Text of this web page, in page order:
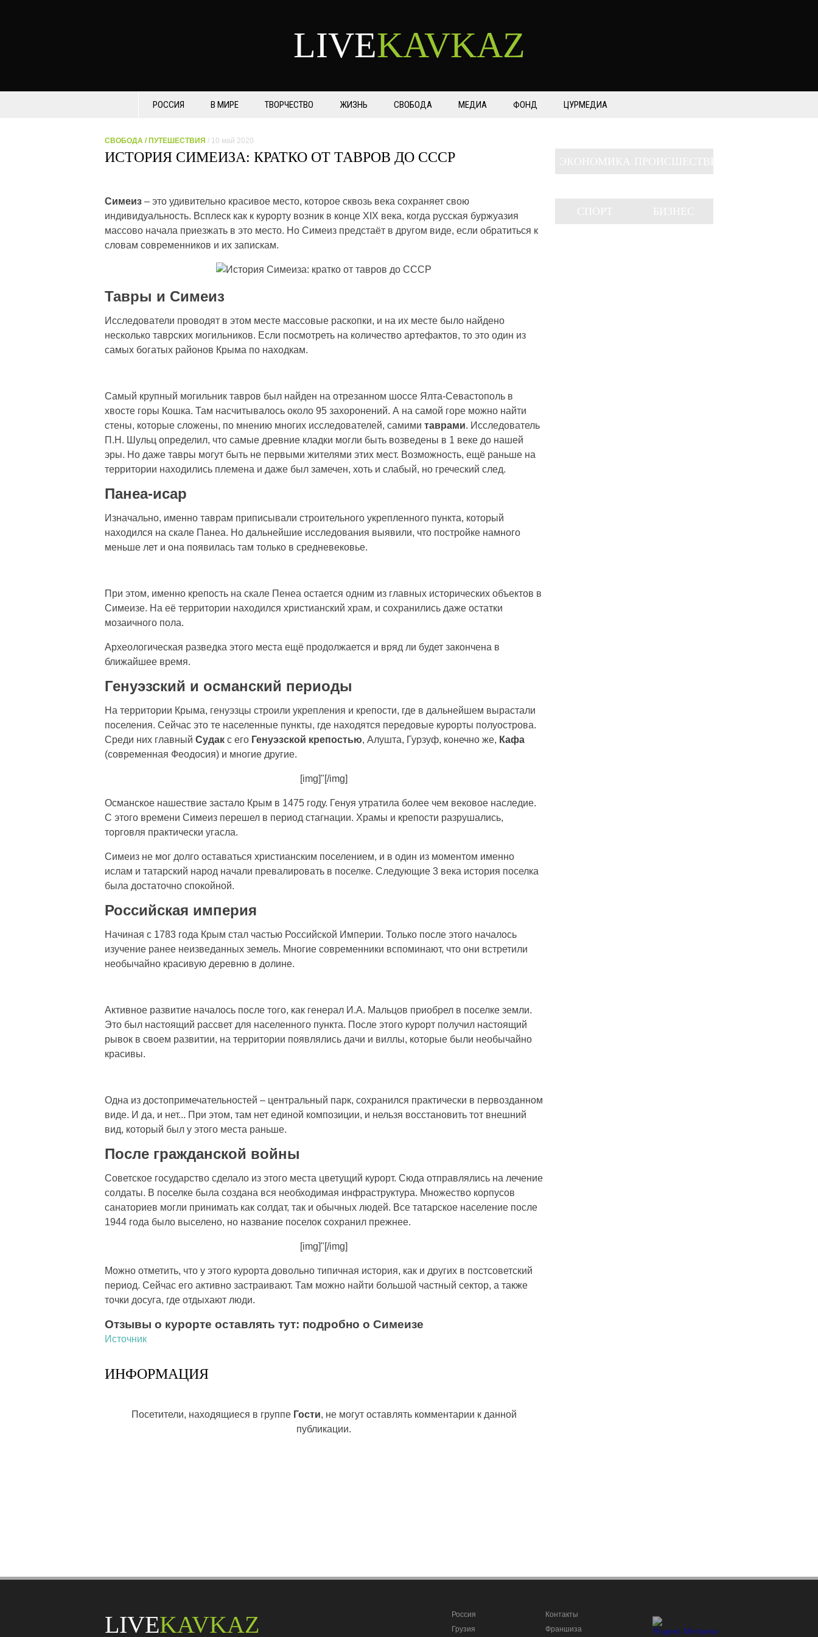
LIVEKAVKAZ
РОССИЯ В МИРЕ ТВОРЧЕСТВО ЖИЗНЬ СВОБОДА МЕДИА ФОНД ЦУРМЕДИА
СВОБОДА / ПУТЕШЕСТВИЯ / 10 май 2020
ИСТОРИЯ СИМЕИЗА: КРАТКО ОТ ТАВРОВ ДО СССР
Симеиз – это удивительно красивое место, которое сквозь века сохраняет свою
индивидуальность. Всплеск как к курорту возник в конце XIX века, когда русская буржуазия
массово начала приезжать в это место. Но Симеиз предстаёт в другом виде, если обратиться к
словам современников и их запискам.
Тавры и Симеиз
Исследователи проводят в этом месте массовые раскопки, и на их месте было найдено
несколько таврских могильников. Если посмотреть на количество артефактов, то это один из
самых богатых районов Крыма по находкам.
Самый крупный могильник тавров был найден на отрезанном шоссе Ялта-Севастополь в
хвосте горы Кошка. Там насчитывалось около 95 захоронений. А на самой горе можно найти
стены, которые сложены, по мнению многих исследователей, самими таврами. Исследователь
П.Н. Шульц определил, что самые древние кладки могли быть возведены в 1 веке до нашей
эры. Но даже тавры могут быть не первыми жителями этих мест. Возможность, ещё раньше на
территории находились племена и даже был замечен, хоть и слабый, но греческий след.
Панеа-исар
Изначально, именно таврам приписывали строительного укрепленного пункта, который
находился на скале Панеа. Но дальнейшие исследования выявили, что постройке намного
меньше лет и она появилась там только в средневековье.
При этом, именно крепость на скале Пенеа остается одним из главных исторических объектов в
Симеизе. На её территории находился христианский храм, и сохранились даже остатки
мозаичного пола.
Археологическая разведка этого места ещё продолжается и вряд ли будет закончена в
ближайшее время.
Генуэзский и османский периоды
На территории Крыма, генуэзцы строили укрепления и крепости, где в дальнейшем вырастали
поселения. Сейчас это те населенные пункты, где находятся передовые курорты полуострова.
Среди них главный Судак с его Генуэзской крепостью, Алушта, Гурзуф, конечно же, Кафа
(современная Феодосия) и многие другие.
[img]"[/img]
Османское нашествие застало Крым в 1475 году. Генуя утратила более чем вековое наследие.
С этого времени Симеиз перешел в период стагнации. Храмы и крепости разрушались,
торговля практически угасла.
Симеиз не мог долго оставаться христианским поселением, и в один из моментом именно
ислам и татарский народ начали превалировать в поселке. Следующие 3 века история поселка
была достаточно спокойной.
Российская империя
Начиная с 1783 года Крым стал частью Российской Империи. Только после этого началось
изучение ранее неизведанных земель. Многие современники вспоминают, что они встретили
необычайно красивую деревню в долине.
Активное развитие началось после того, как генерал И.А. Мальцов приобрел в поселке земли.
Это был настоящий рассвет для населенного пункта. После этого курорт получил настоящий
рывок в своем развитии, на территории появлялись дачи и виллы, которые были необычайно
красивы.
Одна из достопримечательностей – центральный парк, сохранился практически в первозданном
виде. И да, и нет... При этом, там нет единой композиции, и нельзя восстановить тот внешний
вид, который был у этого места раньше.
После гражданской войны
Советское государство сделало из этого места цветущий курорт. Сюда отправлялись на лечение
солдаты. В поселке была создана вся необходимая инфраструктура. Множество корпусов
санаториев могли принимать как солдат, так и обычных людей. Все татарское население после
1944 года было выселено, но название поселок сохранил прежнее.
[img]"[/img]
Можно отметить, что у этого курорта довольно типичная история, как и других в постсоветский
период. Сейчас его активно застраивают. Там можно найти большой частный сектор, а также
точки досуга, где отдыхают люди.
Отзывы о курорте оставлять тут: подробно о Симеизе
Источник
ИНФОРМАЦИЯ
Посетители, находящиеся в группе Гости, не могут оставлять комментарии к данной
публикации.
LIVEKAVKAZ
Россия
Грузия
Контакты
Франшиза